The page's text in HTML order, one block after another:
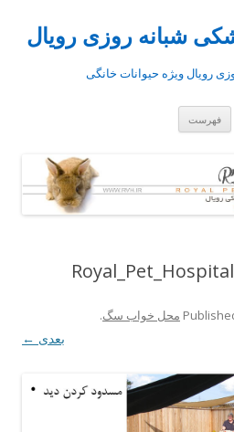
شبانه روزی رویال
رویال ویژه حیوانات خانگی
فهرست
محل خواب سگ.
بعدی ←